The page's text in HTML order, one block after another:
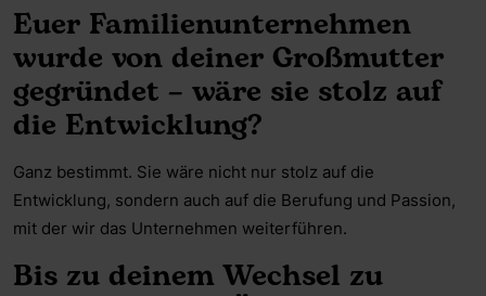
Euer Familienunternehmen
wurde von deiner Großmutter
gegründet – wäre sie stolz auf
die Entwicklung?
Ganz bestimmt. Sie wäre nicht nur stolz auf die
Entwicklung, sondern auch auf die Berufung und Passion,
mit der wir das Unternehmen weiterführen.
Bis zu deinem Wechsel zu